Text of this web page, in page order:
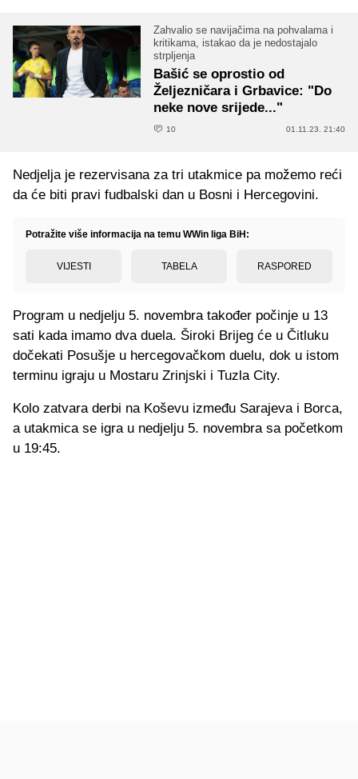
Zahvalio se navijačima na pohvalama i
kritikama, istakao da je nedostajalo
strpljenja
Bašić se oprostio od
Željezničara i Grbavice: "Do
neke nove srijede..."
10 01.11.23. 21:40
Nedjelja je rezervisana za tri utakmice pa možemo reći
da će biti pravi fudbalski dan u Bosni i Hercegovini.
Potražite više informacija na temu WWin liga BiH:
VIJESTI TABELA RASPORED
Program u nedjelju 5. novembra također počinje u 13
sati kada imamo dva duela. Široki Brijeg će u Čitluku
dočekati Posušje u hercegovačkom duelu, dok u istom
terminu igraju u Mostaru Zrinjski i Tuzla City.
Kolo zatvara derbi na Koševu između Sarajeva i Borca,
a utakmica se igra u nedjelju 5. novembra sa početkom
u 19:45.